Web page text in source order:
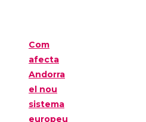
Com
afecta
Andorra
el nou
sistema
europeu